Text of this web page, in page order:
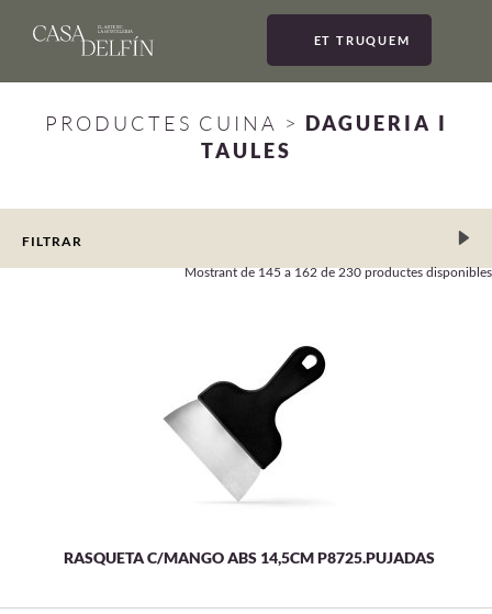
ET TRUQUEM
PRODUCTES CUINA > DAGUERIA I
TAULES
FILTRAR
Mostrant de145 a 162de 230 productes disponibles
RASQUETA C/MANGO ABS 14,5CM P8725.PUJADAS